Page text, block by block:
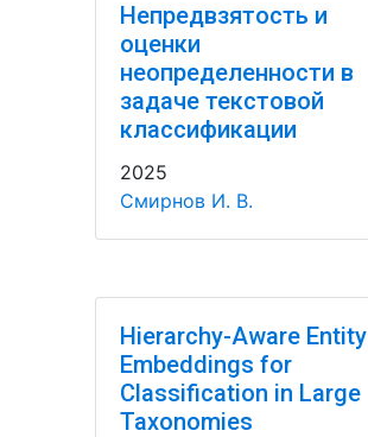
Непредвзятость и
оценки
неопределенности в
задаче текстовой
классификации
2025
Смирнов И. В.
Hierarchy-Aware Entity
Embeddings for
Classification in Large
Taxonomies